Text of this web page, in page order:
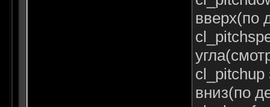
вверх(по
cl_pitchup
вниз(по